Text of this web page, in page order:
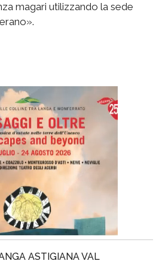
magari utilizzando la sede
ASTIGIANA VAL